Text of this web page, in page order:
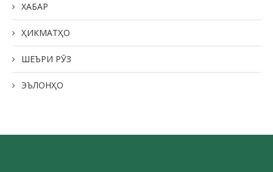
ХАБАР
ҲИКМАТҲО
ШЕЪРИ РӮЗ
ЭЪЛОНҲО